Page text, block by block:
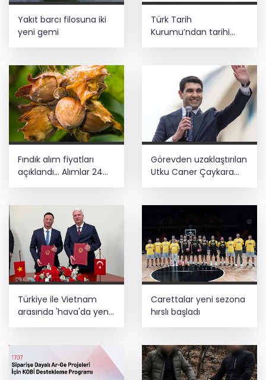
Yakıt barcı filosuna iki
yeni gemi
Türk Tarih
Kurumu’ndan tarihi
Fındık alım fiyatları
açıklandı... Alımlar 24
Görevden uzaklaştırılan
Utku Caner Çaykara
Türkiye ile Vietnam
arasında 'hava'da yeni
dönem... Sefer
Carettalar yeni sezona
hırslı başladı